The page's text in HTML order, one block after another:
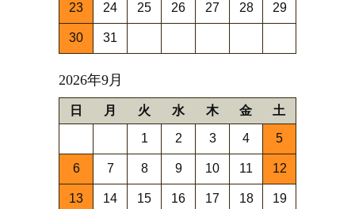
23 24 25 26 27 28 29
30 31
2026年9月
日 月 火 水 木 金 土
1 2 3 4 5
6 7 8 9 10 11 12
13 14 15 16 17 18 19